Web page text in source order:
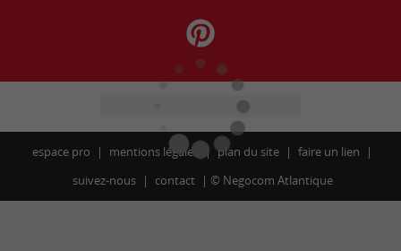
espace pro mentions légales plan du site
faire un lien
suivez-nous
contact © Negocom Atlantique